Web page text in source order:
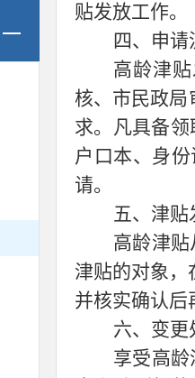
贴发放工作。
四、申请
高龄津
核、市民政局
求。凡具备
户口本、身
请。
五、津贴
高龄津
津贴的对象，
并核实确认后
六、变更
享受高